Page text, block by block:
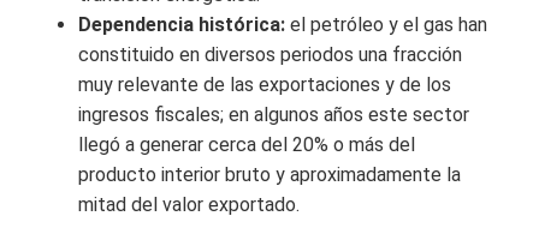
Dependencia histórica: el petróleo y el gas han
constituido en diversos periodos una fracción
muy relevante de las exportaciones y de los
ingresos fiscales; en algunos años este sector
llegó a generar cerca del 20% o más del
producto interior bruto y aproximadamente la
mitad del valor exportado.